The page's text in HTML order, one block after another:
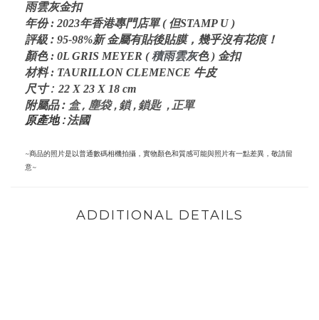
雨雲灰金扣
年份: 2023年香港專門店單 ( 但STAMP U )
評級: 95-98%新 金屬有貼後貼膜，幾乎沒有花痕！
顏色: 0L GRIS MEYER (積雨雲灰色 ) 金扣
材料: TAURILLON CLEMENCE 牛皮
尺寸: 22 X 23 X 18 cm
附屬品: 盒 , 塵袋 , 鎖 , 鎖匙 , 正單
原產地 : 法國
~商品的照片是以普通數碼相機拍攝，實物顏色和質感可能與照片有一點差異，敬請留
意~
ADDITIONAL DETAILS